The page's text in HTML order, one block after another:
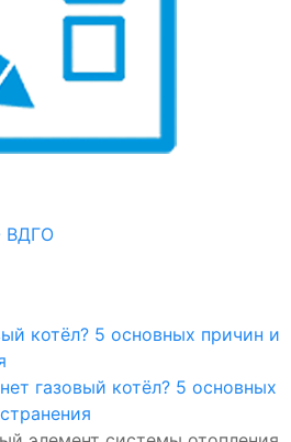
ВДГО
газовый котёл? 5 основных